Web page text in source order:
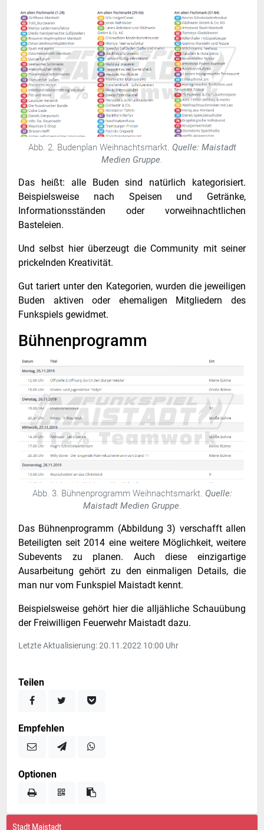
Abb. 2. Budenplan Weihnachtsmarkt. Quelle: Maistadt
Medien Gruppe.
Das heißt: alle Buden sind natürlich kategorisiert.
Beispielsweise nach Speisen und Getränke,
Informationsständen oder vorweihnachtlichen
Basteleien.
Und selbst hier überzeugt die Community mit seiner
prickelnden Kreativität.
Gut tariert unter den Kategorien, wurden die jeweiligen
Buden aktiven oder ehemaligen Mitgliedern des
Funkspiels gewidmet.
Bühnenprogramm
Abb. 3. Bühnenprogramm Weihnachtsmarkt. Quelle:
Maistadt Medien Gruppe.
Das Bühnenprogramm (Abbildung 3) verschafft allen
Beteiligten seit 2014 eine weitere Möglichkeit, weitere
Subevents zu planen. Auch diese einzigartige
Ausarbeitung gehört zu den einmaligen Details, die
man nur vom Funkspiel Maistadt kennt.
Beispielsweise gehört hier die alljähliche Schauübung
der Freiwilligen Feuerwehr Maistadt dazu.
Letzte Aktualisierung: 20.11.2022 10:00 Uhr
Teilen
Empfehlen
Optionen
Stadt Maistadt